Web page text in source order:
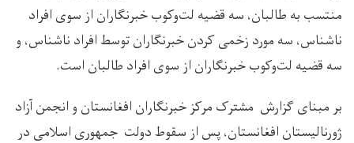
منتسب به طالبان، سه قضیه لت‌وکوب خبرنگاران از سوی افراد
ناشناس، سه مورد زخمی کردن خبرنگاران توسط افراد ناشناس، و
سه قضیه لت‌وکوب خبرنگاران از سوی افراد طالبان است.
بر مبنای گزارش مشترک مرکز خبرنگاران افغانستان و انجمن آزاد
ژورنالیستان افغانستان، پس از سقوط دولت جمهوری اسلامی در